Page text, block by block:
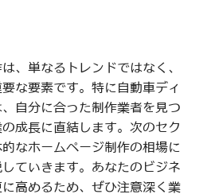
、単なるトレンドではなく、
な要素です。特に自動車ディ
自分に合った制作業者を見つ
成長に直結します。次のセク
なホームページ制作の相場に
ていきます。あなたのビジネ
高めるため、ぜひ注意深く業